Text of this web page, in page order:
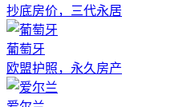
抄底房价，三代永居
葡萄牙
欧盟护照，永久房产